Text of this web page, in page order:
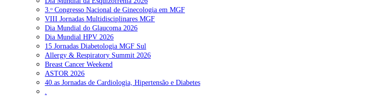
RECENTES
Quase 11.900 jovens recorreram aos cheques psicólogo e nutricionista no primeiro mês
ULS de Coimbra estreia cirurgia endoscópica do ouvido com apoio robótico em Portugal
Enfermeiros exigem esclarecimentos sobre eventual gestão privada da ULS do Algarve
Ordem dos Médicos alerta para riscos no novo sistema de acesso a consultas e cirurgias
3.ᵒ Congresso Nacional de Ginecologia em MGF
VIII Jornadas Multidisciplinares MGF
Dia Mundial do Glaucoma 2026
Dia Mundial HPV 2026
15 Jornadas Diabetologia MGF Sul
Allergy & Respiratory Summit 2026
Breast Cancer Weekend
ASTOR 2026
40.as Jornadas de Cardiologia, Hipertensão e Diabetes
.